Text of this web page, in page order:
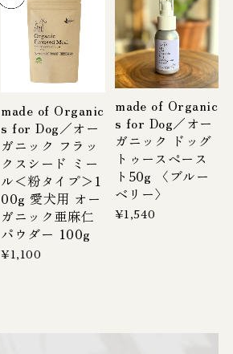
made of Organic
s for Dog／オー
ガニック フラッ
クスシード ミー
ル＜粉タイプ＞1
00g 愛犬用 オー
ガニック亜麻仁
パウダー 100g
¥1,100
made of Organic
s for Dog／オー
ガニック ドッグ
トゥースペース
ト50g 〈ブルー
ベリー〉
¥1,540